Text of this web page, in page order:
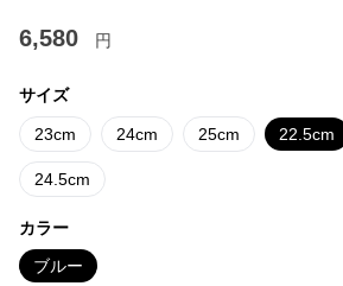
6,580 円
サイズ
23cm 24cm 25cm 22.5cm
24.5cm
カラー
ブルー